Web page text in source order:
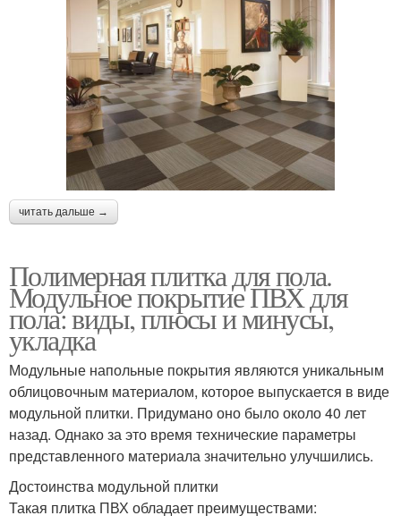
читать дальше →
Полимерная плитка для пола.
Модульное покрытие ПВХ для
пола: виды, плюсы и минусы,
укладка
Модульные напольные покрытия являются уникальным
облицовочным материалом, которое выпускается в виде
модульной плитки. Придумано оно было около 40 лет
назад. Однако за это время технические параметры
представленного материала значительно улучшились.
Достоинства модульной плитки
Такая плитка ПВХ обладает преимуществами: